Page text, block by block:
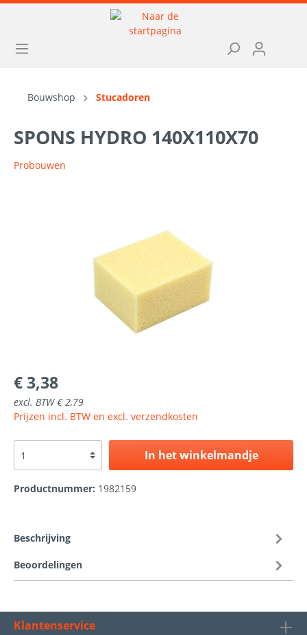
Bouwshop Stucadoren
SPONS HYDRO 140X110X70
Probouwen
€ 3,38
excl. BTW € 2,79
Prijzen incl. BTW en excl. verzendkosten
In het winkelmandje
Productnummer: 1982159
Beschrijving
Beoordelingen
Klantenservice